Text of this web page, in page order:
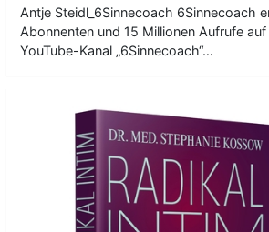
Antje Steidl_6Sinnecoach 6Sinnecoach
Abonnenten und 15 Millionen Aufrufe
YouTube-Kanal „6Sinnecoach“…